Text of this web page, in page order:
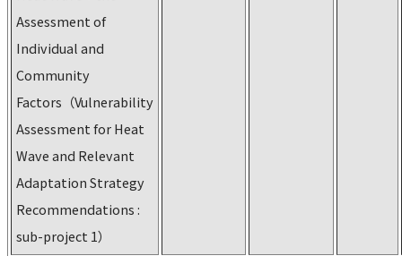
Assessment of
Individual and
Community
Factors（Vulnerability
Assessment for Heat
Wave and Relevant
Adaptation Strategy
Recommendations :
sub-project 1）